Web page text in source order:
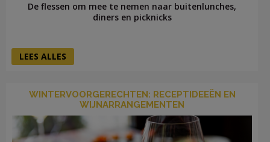
De flessen om mee te nemen naar buitenlunches,
diners en picknicks
LEES ALLES
WINTERVOORGERECHTEN: RECEPTIDEEËN EN
WIJNARRANGEMENTEN